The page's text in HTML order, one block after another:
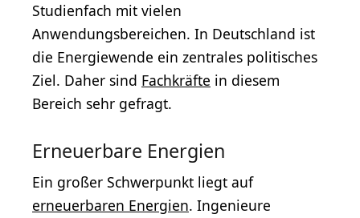
Studienfach mit vielen
Anwendungsbereichen. In Deutschland ist
die Energiewende ein zentrales politisches
Ziel. Daher sind Fachkräfte in diesem
Bereich sehr gefragt.
Erneuerbare Energien
Ein großer Schwerpunkt liegt auf
erneuerbaren Energien. Ingenieure